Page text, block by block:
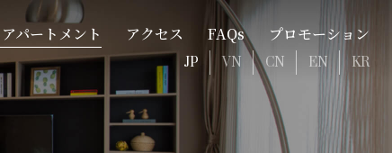
パートメント アクセス FAQs プロモーション
JP VN CN EN KR